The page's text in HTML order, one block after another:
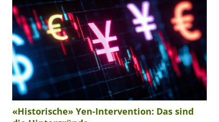
«Historische» Yen-Intervention: Das sind